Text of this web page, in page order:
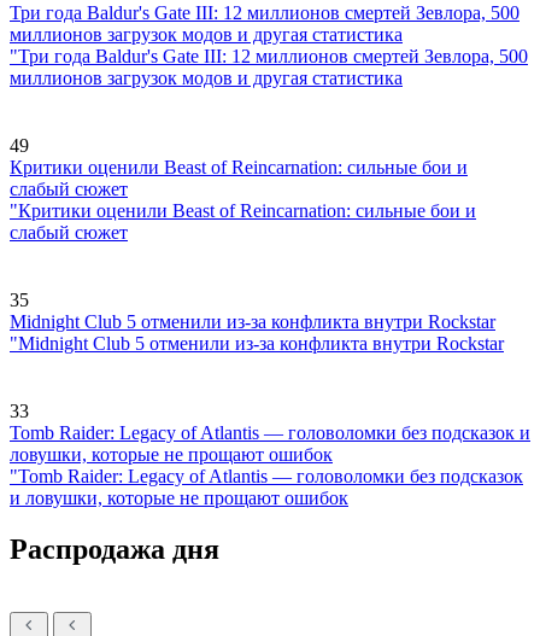
Три года Baldur's Gate III: 12 миллионов смертей Зевлора, 500
миллионов загрузок модов и другая статистика
"Три года Baldur's Gate III: 12 миллионов смертей Зевлора, 500
миллионов загрузок модов и другая статистика
49
Критики оценили Beast of Reincarnation: сильные бои и
слабый сюжет
"Критики оценили Beast of Reincarnation: сильные бои и
слабый сюжет
35
Midnight Club 5 отменили из-за конфликта внутри Rockstar
"Midnight Club 5 отменили из-за конфликта внутри Rockstar
33
Tomb Raider: Legacy of Atlantis — головоломки без подсказок и
ловушки, которые не прощают ошибок
"Tomb Raider: Legacy of Atlantis — головоломки без подсказок
и ловушки, которые не прощают ошибок
Распродажа дня